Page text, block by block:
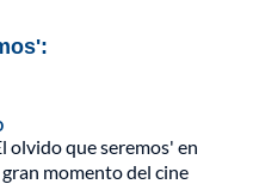
olvido que seremos' en
momento del cine